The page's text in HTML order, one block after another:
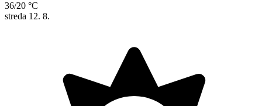
36/20 °C
streda 12. 8.